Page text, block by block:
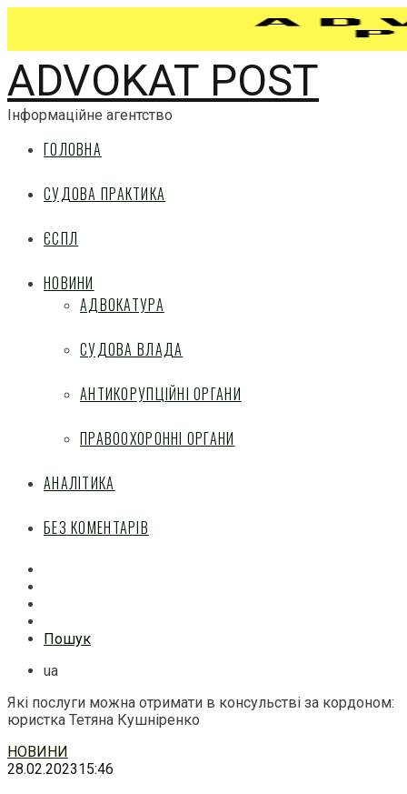
ADVOKAT POST
Інформаційне агентство
ГОЛОВНА
СУДОВА ПРАКТИКА
ЄСПЛ
НОВИНИ
АДВОКАТУРА
СУДОВА ВЛАДА
АНТИКОРУПЦІЙНІ ОРГАНИ
ПРАВООХОРОННІ ОРГАНИ
АНАЛІТИКА
БЕЗ КОМЕНТАРІВ
Пошук
ua
Які послуги можна отримати в консульстві за кордоном:
юристка Тетяна Кушніренко
Перейти
до
НОВИНИ
28.02.202315:46